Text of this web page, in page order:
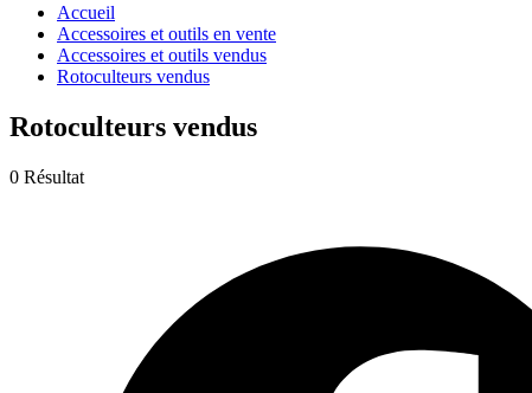
Accueil
Accessoires et outils en vente
Accessoires et outils vendus
Rotoculteurs vendus
Rotoculteurs vendus
0 Résultat